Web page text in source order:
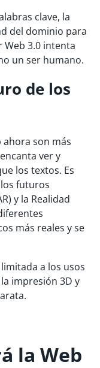
clave, la
del dominio para
Web 3.0 intenta
un ser humano.
de los
ahora son más
ver y
los textos. Es
futuros
y la Realidad
más reales y se
a los usos
impresión 3D y
la Web